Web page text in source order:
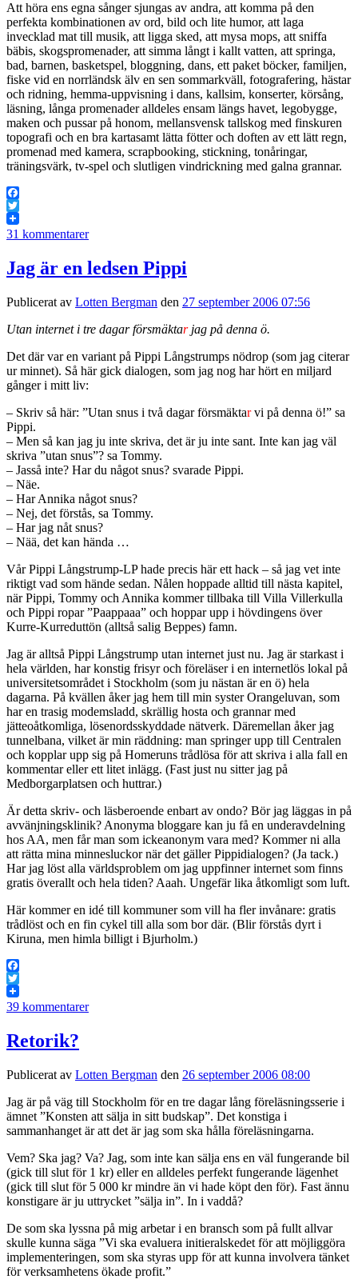
Att höra ens egna sånger sjungas av andra, att komma på den
perfekta kombinationen av ord, bild och lite humor, att laga
invecklad mat till musik, att ligga sked, att mysa mops, att sniffa
bäbis, skogspromenader, att simma långt i kallt vatten, att springa,
bad, barnen, basketspel, bloggning, dans, ett paket böcker, familjen,
fiske vid en norrländsk älv en sen sommarkväll, fotografering, hästar
och ridning, hemma-uppvisning i dans, kallsim, konserter, körsång,
läsning, långa promenader alldeles ensam längs havet, legobygge,
maken och pussar på honom, mellansvensk tallskog med finskuren
topografi och en bra kartasamt lätta fötter och doften av ett lätt regn,
promenad med kamera, scrapbooking, stickning, tonåringar,
träningsvärk, tv-spel och slutligen vindrickning med galna grannar.
Facebook
Twitter
31 kommentarer
Jag är en ledsen Pippi
Publicerat av Lotten Bergman den 27 september 2006 07:56
Utan internet i tre dagar försmäktarjag på denna ö.
Det där var en variant på Pippi Långstrumps nödrop (som jag citerar
ur minnet). Så här gick dialogen, som jag nog har hört en miljard
gånger i mitt liv:
– Skriv så här: ”Utan snus i två dagar försmäktarvi på denna ö!” sa
Pippi.
– Men så kan jag ju inte skriva, det är ju inte sant. Inte kan jag väl
skriva ”utan snus”? sa Tommy.
– Jasså inte? Har du något snus? svarade Pippi.
– Näe.
– Har Annika något snus?
– Nej, det förstås, sa Tommy.
– Har jag nåt snus?
– Nää, det kan hända …
Vår Pippi Långstrump-LP hade precis här ett hack – så jag vet inte
riktigt vad som hände sedan. Nålen hoppade alltid till nästa kapitel,
när Pippi, Tommy och Annika kommer tillbaka till Villa Villerkulla
och Pippi ropar ”Paappaaa” och hoppar upp i hövdingens över
Kurre-Kurreduttön (alltså salig Beppes) famn.
Jag är alltså Pippi Långstrump utan internet just nu. Jag är starkast i
hela världen, har konstig frisyr och föreläser i en internetlös lokal på
universitetsområdet i Stockholm (som ju nästan är en ö) hela
dagarna. På kvällen åker jag hem till min syster Orangeluvan, som
har en trasig modemsladd, skrällig hosta och grannar med
jätteoåtkomliga, lösenordsskyddade nätverk. Däremellan åker jag
tunnelbana, vilket är min räddning: man springer upp till Centralen
och kopplar upp sig på Homeruns trådlösa för att skriva i alla fall en
kommentar eller ett litet inlägg. (Fast just nu sitter jag på
Medborgarplatsen och huttrar.)
Är detta skriv- och läsberoende enbart av ondo? Bör jag läggas in på
avvänjningsklinik? Anonyma bloggare kan ju få en underavdelning
hos AA, men får man som ickeanonym vara med? Kommer ni alla
att rätta mina minnesluckor när det gäller Pippidialogen? (Ja tack.)
Har jag löst alla världsproblem om jag uppfinner internet som finns
gratis överallt och hela tiden? Aaah. Ungefär lika åtkomligt som luft.
Här kommer en idé till kommuner som vill ha fler invånare: gratis
trådlöst och en fin cykel till alla som bor där. (Blir förstås dyrt i
Kiruna, men himla billigt i Bjurholm.)
Facebook
Twitter
39 kommentarer
Retorik?
Publicerat av Lotten Bergman den 26 september 2006 08:00
Jag är på väg till Stockholm för en tre dagar lång föreläsningsserie i
ämnet ”Konsten att sälja in sitt budskap”. Det konstiga i
sammanhanget är att det är jag som ska hålla föreläsningarna.
Vem? Ska jag? Va? Jag, som inte kan sälja ens en väl fungerande bil
(gick till slut för 1 kr) eller en alldeles perfekt fungerande lägenhet
(gick till slut för 5 000 kr mindre än vi hade köpt den för). Fast ännu
konstigare är ju uttrycket ”sälja in”. In i vaddå?
De som ska lyssna på mig arbetar i en bransch som på fullt allvar
skulle kunna säga ”Vi ska evaluera initieralskedet för att möjliggöra
implementeringen, som ska styras upp för att kunna involvera tänket
för verksamhetens ökade profit.”